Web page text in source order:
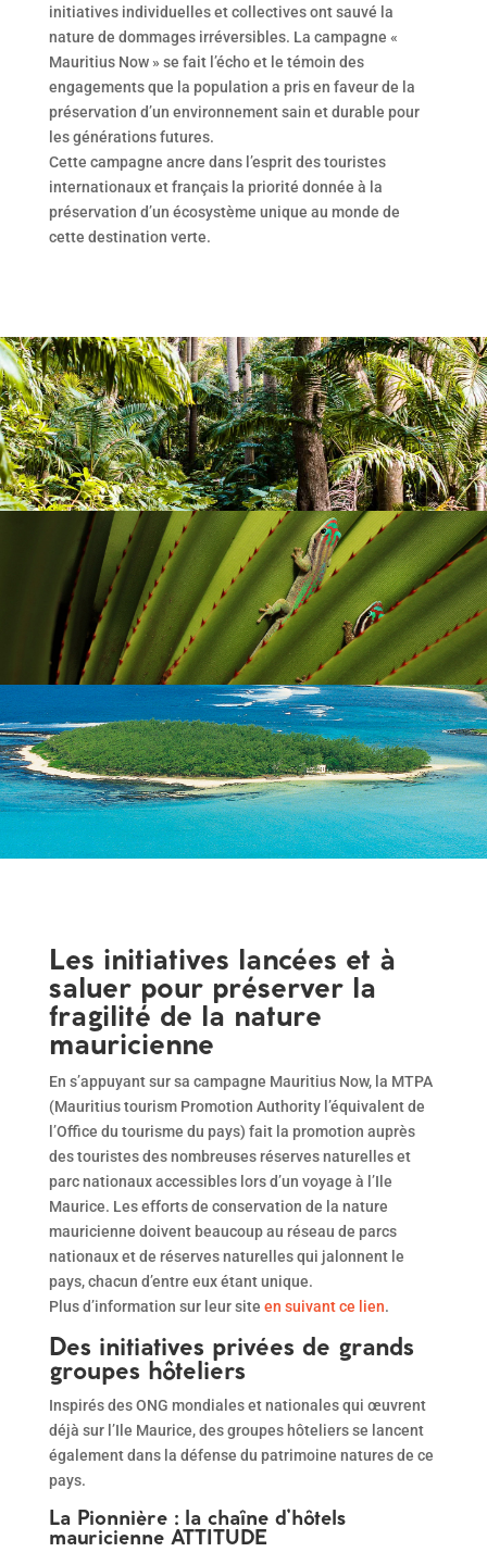
initiatives individuelles et collectives ont sauvé la
nature de dommages irréversibles. La campagne «
Mauritius Now » se fait l’écho et le témoin des
engagements que la population a pris en faveur de la
préservation d’un environnement sain et durable pour
les générations futures.
Cette campagne ancre dans l’esprit des touristes
internationaux et français la priorité donnée à la
préservation d’un écosystème unique au monde de
cette destination verte.
Les initiatives lancées et à
saluer pour préserver la
fragilité de la nature
mauricienne
En s’appuyant sur sa campagne Mauritius Now, la MTPA
(Mauritius tourism Promotion Authority l’équivalent de
l’Office du tourisme du pays) fait la promotion auprès
des touristes des nombreuses réserves naturelles et
parc nationaux accessibles lors d’un voyage à l’Ile
Maurice. Les efforts de conservation de la nature
mauricienne doivent beaucoup au réseau de parcs
nationaux et de réserves naturelles qui jalonnent le
pays, chacun d’entre eux étant unique.
Plus d’information sur leur site en suivant ce lien.
Des initiatives privées de grands
groupes hôteliers
Inspirés des ONG mondiales et nationales qui œuvrent
déjà sur l’Ile Maurice, des groupes hôteliers se lancent
également dans la défense du patrimoine natures de ce
pays.
La Pionnière : la chaîne d’hôtels
mauricienne ATTITUDE